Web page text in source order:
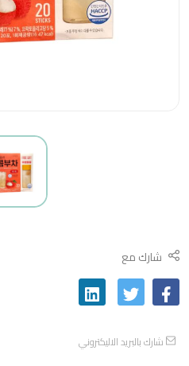
شارك مع
شارك بالبريد الاليكتروني